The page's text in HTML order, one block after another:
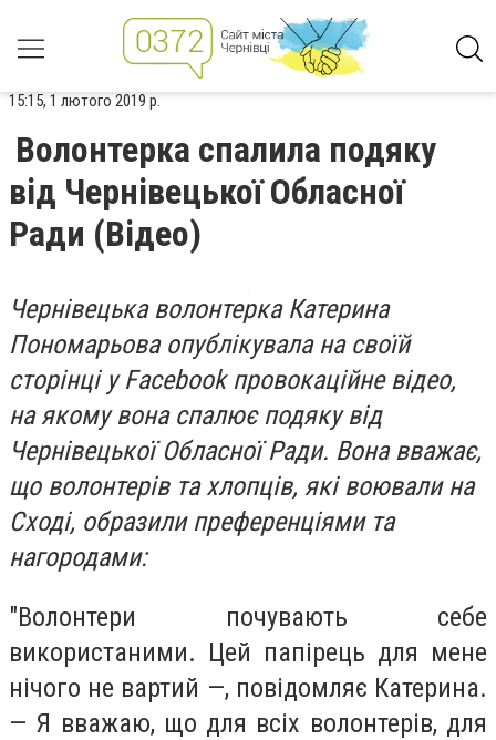
15:15, 1 лютого 2019 р.
Волонтерка спалила подяку
від Чернівецької Обласної
Ради (Відео)
Чернівецька волонтерка Катерина
Пономарьова опублікувала на своїй
сторінці у Facebook провокаційне відео,
на якому вона спалює подяку від
Чернівецької Обласної Ради. Вона вважає,
що волонтерів та хлопців, які воювали на
Сході, образили преференціями та
нагородами:
"Волонтери почувають себе
використаними. Цей папірець для мене
нічого не вартий —, повідомляє Катерина.
— Я вважаю, що для всіх волонтерів, для